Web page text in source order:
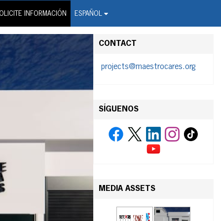
INFORMACIÓN ESPAÑOL
Wire Service
CONTACT
projects@maestrocares.org
SÍGUENOS
MEDIA ASSETS